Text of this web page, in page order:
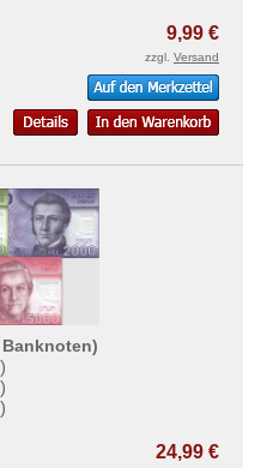
9,99 €
zzgl. Versand
Banknoten)
24,99 €